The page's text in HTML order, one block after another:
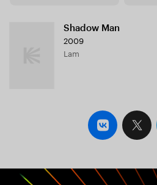
Shadow Man
2009
Lam